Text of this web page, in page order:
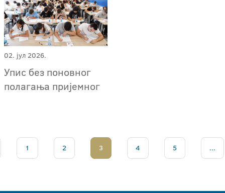
02. јул 2026.
Упис без поновног
полагања пријемног
1 2 3 4 5 ...